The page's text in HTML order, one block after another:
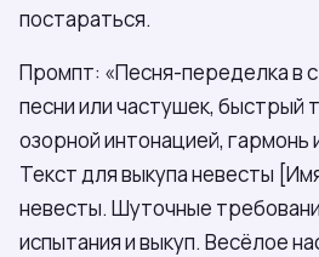
постараться.
Промпт: «Песня-переделка в
песни или частушек, быстрый
озорной интонацией, гармонь
Текст для выкупа невесты
невесты. Шуточные
испытания и выкуп. Весёлое